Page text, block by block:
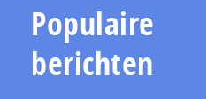
Populaire
berichten